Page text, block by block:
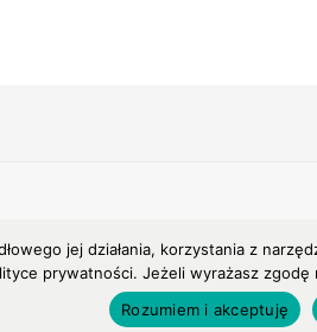
jej działania, korzystania z
prywatności. Jeżeli wyrażasz
Rozumiem i akceptuję